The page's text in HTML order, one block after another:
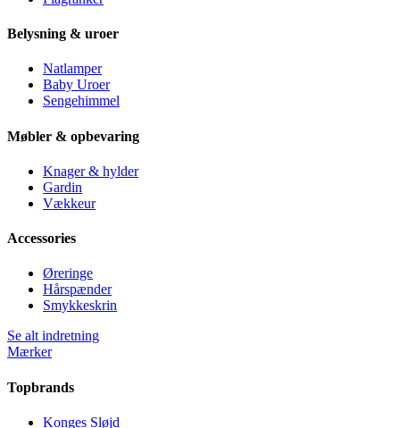
Belysning & uroer
Natlamper
Baby Uroer
Sengehimmel
Møbler & opbevaring
Knager & hylder
Gardin
Vækkeur
Accessories
Øreringe
Hårspænder
Smykkeskrin
Se alt indretning
Mærker
Topbrands
Konges Sløjd